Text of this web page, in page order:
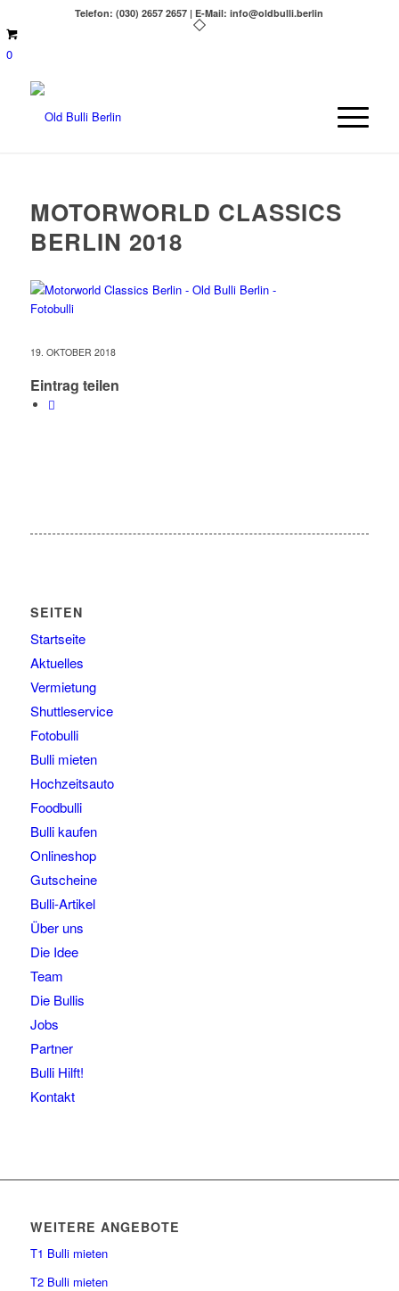
Telefon: (030) 2657 2657 | E-Mail: info@oldbulli.berlin
0
MOTORWORLD CLASSICS
BERLIN 2018
19. OKTOBER 2018
Eintrag teilen
SEITEN
Startseite
Aktuelles
Vermietung
Shuttleservice
Fotobulli
Bulli mieten
Hochzeitsauto
Foodbulli
Bulli kaufen
Onlineshop
Gutscheine
Bulli-Artikel
Über uns
Die Idee
Team
Die Bullis
Jobs
Partner
Bulli Hilft!
Kontakt
WEITERE ANGEBOTE
T1 Bulli mieten
T2 Bulli mieten